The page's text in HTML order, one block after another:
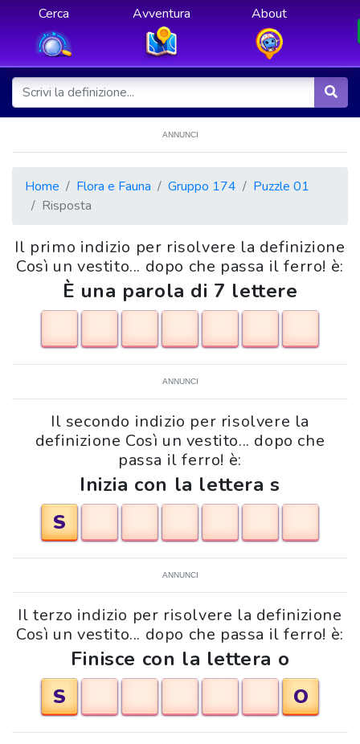
Cerca Avventura About
ANNUNCI
Home Flora e Fauna Gruppo 174
Puzzle 01
Risposta
Il primo indizio per risolvere la definizione
Così un vestito... dopo che passa il ferro! è:
È una parola di 7 lettere
ANNUNCI
Il secondo indizio per risolvere la
definizione Così un vestito... dopo che
passa il ferro! è:
Inizia con la lettera s
S
ANNUNCI
Il terzo indizio per risolvere la definizione
Così un vestito... dopo che passa il ferro! è:
Finisce con la lettera o
S
O